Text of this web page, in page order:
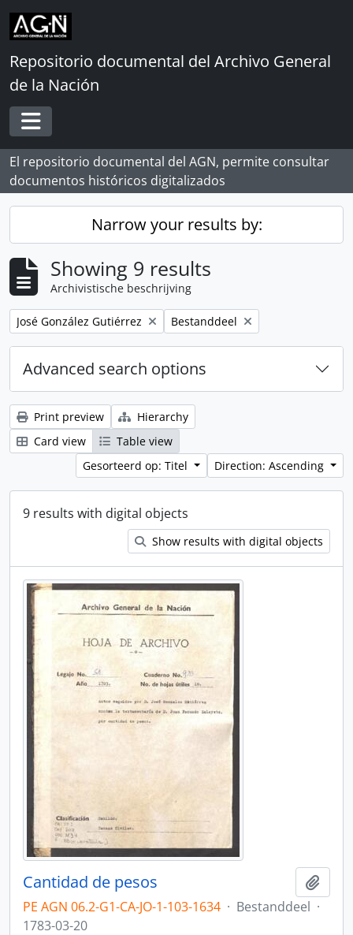
Skip to main content
Repositorio documental del Archivo General
de la Nación
Toggle navigation
El repositorio documental del AGN, permite consultar
documentos históricos digitalizados
Narrow your results by:
Showing 9 results
Archivistische beschrijving
Remove filter:
José González Gutiérrez Remove filter:
Bestanddeel
Advanced search options
Print preview
Hierarchy
Card view
Table view
Gesorteerd op: Titel
Direction: Ascending
9 results with digital objects
Show results with digital objects
Cantidad de pesos
PE AGN 06.2-G1-CA-JO-1-103-1634 · Bestanddeel ·
1783-03-20